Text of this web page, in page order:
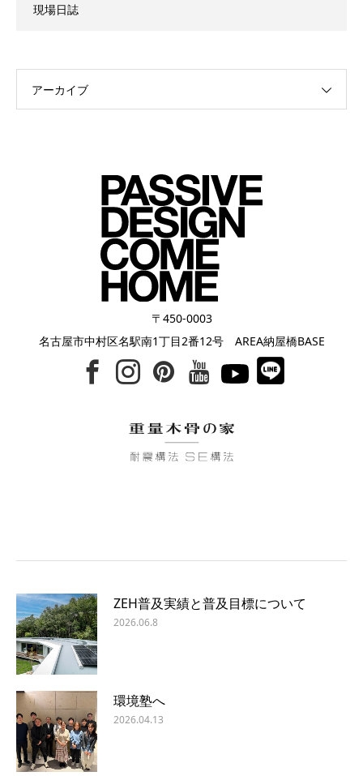
現場日誌
アーカイブ
〒450-0003
名古屋市中村区名駅南1丁目2番12号 AREA納屋橋BASE
ZEH普及実績と普及目標について
2026.06.8
環境塾へ
2026.04.13